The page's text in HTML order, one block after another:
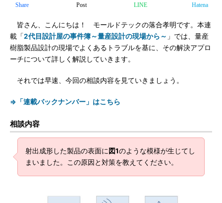
Share Post LINE Hatena
皆さん、こんにちは！ モールドテックの落合孝明です。本連
載「2代目設計屋の事件簿～量産設計の現場から～ 」では、量産
樹脂製品設計の現場でよくあるトラブルを基に、その解決アプロ
ーチについて詳しく解説していきます。
それでは早速、今回の相談内容を見ていきましょう。
⇒「連載バックナンバー」はこちら
相談内容
射出成形した製品の表面に 図1のような模様が生じてし
まいました。この原因と対策を教えてください。